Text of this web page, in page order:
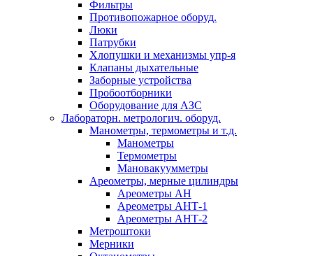
Фильтры
Противопожарное оборуд.
Люки
Патрубки
Хлопушки и механизмы упр-я
Клапаны дыхательные
Заборные устройства
Пробоотборники
Оборудование для АЗС
Лабораторн. метрологич. оборуд.
Манометры, термометры и т.д.
Манометры
Термометры
Мановакуумметры
Ареометры, мерные цилиндры
Ареометры АН
Ареометры АНТ-1
Ареометры АНТ-2
Метроштоки
Мерники